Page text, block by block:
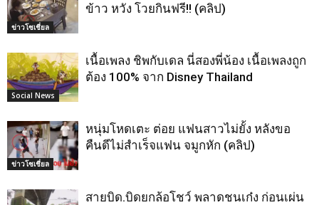
ข่าวโซเชี่ยล
ข้าว หวัง โวยกินฟรี!! (คลิป)
Social News
เนื้อเพลง ชิพกับเดล นี่สองพี่น้อง เนื้อเพลงถูก
ต้อง 100% จาก Disney Thailand
ข่าวโซเชี่ยล
หนุ่มโหดเตะ ต่อย แฟนสาวไม่ยั้ง หลังขอ
คืนดีไม่สำเร็จแฟน จมูกหัก (คลิป)
สายบิด.บิดยกล้อโชว์ พลาดชนเก๋ง ก่อนเผ่น